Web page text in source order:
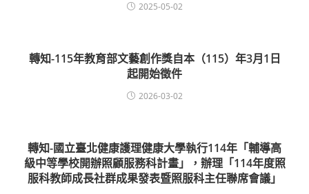
2025-05-02
轉知-115年教育部文藝創作獎自本（115）年3月1日
起開始徵件
2026-03-02
轉知-國立臺北健康護理健康大學執行114年「輔導高
級中等學校開辦照顧服務科計畫」，辦理「114年度照
服科教師成長社群成果發表暨照服科主任聯席會議」